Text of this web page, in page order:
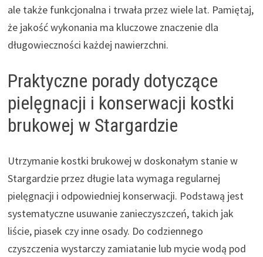
ale także funkcjonalna i trwała przez wiele lat. Pamiętaj,
że jakość wykonania ma kluczowe znaczenie dla
długowieczności każdej nawierzchni.
Praktyczne porady dotyczące
pielęgnacji i konserwacji kostki
brukowej w Stargardzie
Utrzymanie kostki brukowej w doskonałym stanie w
Stargardzie przez długie lata wymaga regularnej
pielęgnacji i odpowiedniej konserwacji. Podstawą jest
systematyczne usuwanie zanieczyszczeń, takich jak
liście, piasek czy inne osady. Do codziennego
czyszczenia wystarczy zamiatanie lub mycie wodą pod